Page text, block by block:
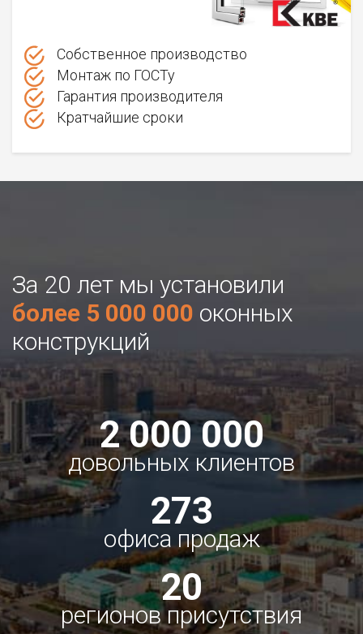
Собственное производство
Монтаж по ГОСТу
Гарантия производителя
Кратчайшие сроки
За 20 лет мы установили
более 5 000 000 оконных
конструкций
2 000 000
довольных клиентов
273
офиса продаж
20
регионов присутствия